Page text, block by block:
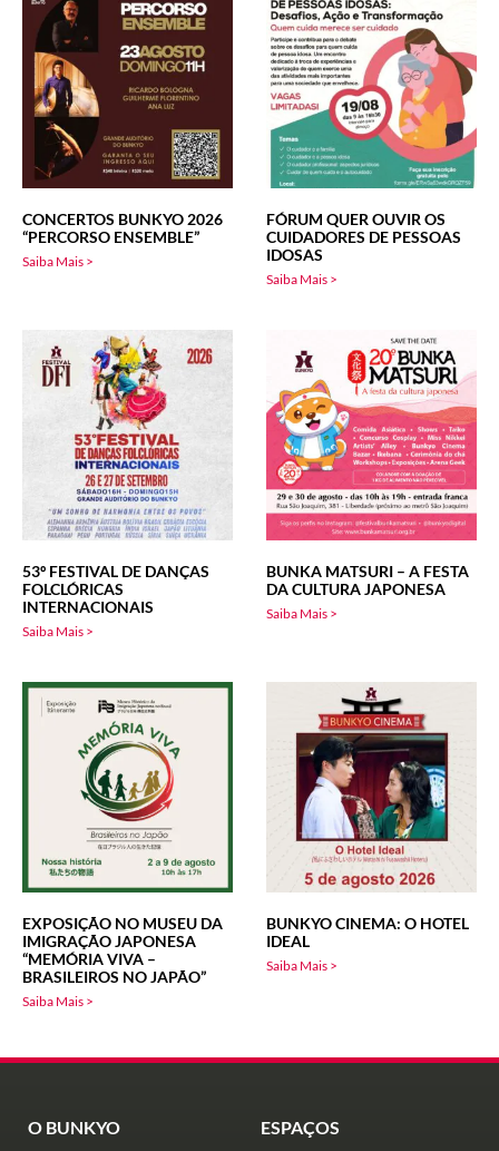
CONCERTOS BUNKYO 2026
“PERCORSO ENSEMBLE”
Saiba Mais >
FÓRUM QUER OUVIR OS
CUIDADORES DE PESSOAS
IDOSAS
Saiba Mais >
53º FESTIVAL DE DANÇAS
FOLCLÓRICAS
INTERNACIONAIS
Saiba Mais >
BUNKA MATSURI – A FESTA
DA CULTURA JAPONESA
Saiba Mais >
EXPOSIÇÃO NO MUSEU DA
IMIGRAÇÃO JAPONESA
“MEMÓRIA VIVA –
BRASILEIROS NO JAPÃO”
Saiba Mais >
BUNKYO CINEMA: O HOTEL
IDEAL
Saiba Mais >
O BUNKYO ESPAÇOS